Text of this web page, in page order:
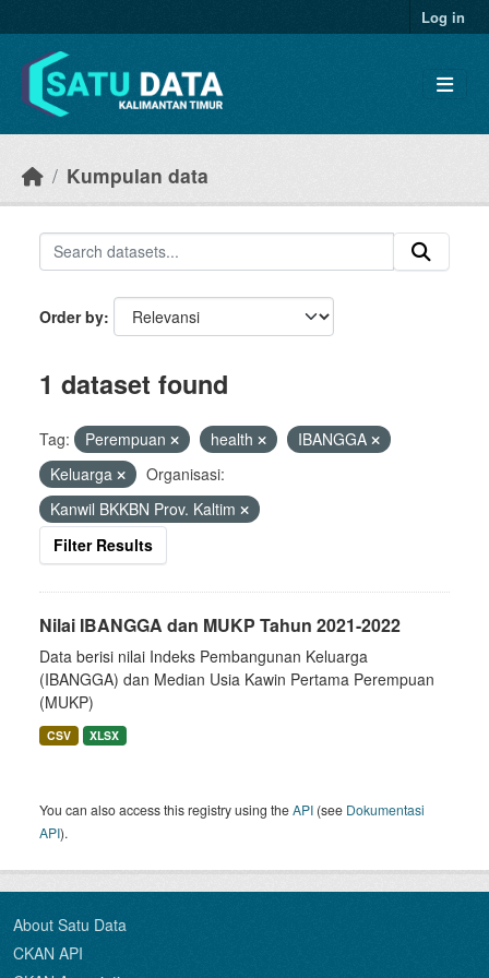
Log in
Kumpulan data
Order by
1 dataset found
Tag: Perempuan health
IBANGGA
Keluarga
Organisasi:
Kanwil BKKBN Prov. Kaltim
Filter Results
Nilai IBANGGA dan MUKP Tahun 2021-2022
Data berisi nilai Indeks Pembangunan Keluarga
(IBANGGA) dan Median Usia Kawin Pertama Perempuan
(MUKP)
CSV XLSX
You can also access this registry using theAPI (see Dokumentasi
API).
About Satu Data
CKAN API